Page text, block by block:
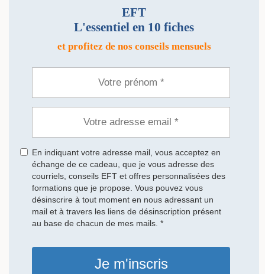
EFT
L'essentiel en 10 fiches
et profitez de nos conseils mensuels
En indiquant votre adresse mail, vous acceptez en
échange de ce cadeau, que je vous adresse des
courriels, conseils EFT et offres personnalisées des
formations que je propose. Vous pouvez vous
désinscrire à tout moment en nous adressant un
mail et à travers les liens de désinscription présent
au base de chacun de mes mails. *
Je m'inscris